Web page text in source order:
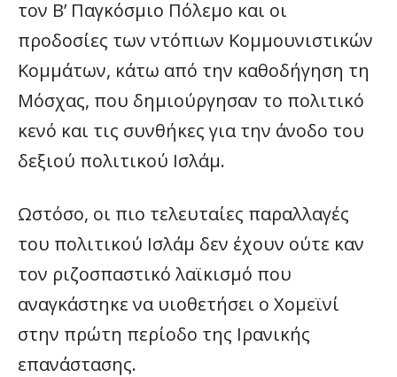
τον Β’ Παγκόσμιο Πόλεμο και οι
προδοσίες των ντόπιων Κομμουνιστικών
Κομμάτων, κάτω από την καθοδήγηση τη
Μόσχας, που δημιούργησαν το πολιτικό
κενό και τις συνθήκες για την άνοδο του
δεξιού πολιτικού Ισλάμ.
Ωστόσο, οι πιο τελευταίες παραλλαγές
του πολιτικού Ισλάμ δεν έχουν ούτε καν
τον ριζοσπαστικό λαϊκισμό που
αναγκάστηκε να υιοθετήσει ο Χομεϊνί
στην πρώτη περίοδο της Ιρανικής
επανάστασης.